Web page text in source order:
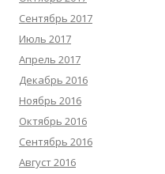
Сентябрь 2017
Июль 2017
Апрель 2017
Декабрь 2016
Ноябрь 2016
Октябрь 2016
Сентябрь 2016
Август 2016